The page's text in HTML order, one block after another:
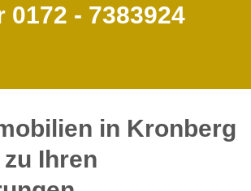
0172 - 7383924
in Kronberg
Ihren